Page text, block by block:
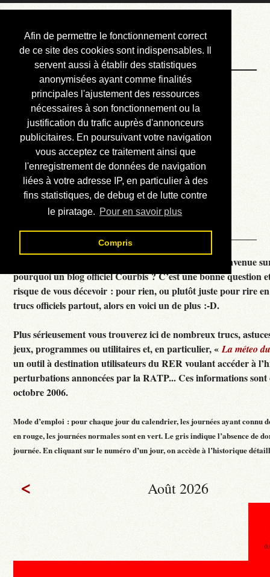
Afin de permettre le fonctionnement correct
de ce site des cookies sont indispensables. Il
servent aussi à établir des statistiques
anonymisées ayant comme finalités
principales l'ajustement des ressources
nécessaires à son fonctionnement ou la
justification du trafic auprès d'annonceurs
publicitaires. En poursuivant votre navigation
vous acceptez ce traitement ainsi que
l'enregistrement de données de navigation
liées à votre adresse IP, en particulier à des
fins statistiques, de debug et de lutte contre
le piratage. Pour en savoir plus
Compris
Courbis, « LE »
Blog Officiel
Bienvenue
Réalisations
Divers (et d’été)
Annonces
Liens externes
Téléchargement
Contact
Courbis, « LE » Blog Officiel - je vous souhaite la bienvenue
pourquoi un blog officiel Courbis ? C’est une bonne question
risque de vous décevoir : pour rien, ou plutôt juste pour rire
trucs officiels partout, alors en voici un de plus :-D.
Plus sérieusement vous trouverez ici de nombreux trucs,
jeux, programmes ou utilitaires et, en particulier, «La méteo
un outil à destination utilisateurs du RER voulant accéder à
perturbations annoncées par la RATP... Ces informations sont
octobre 2006.
Mode d’emploi : pour chaque jour du calendrier, les journées ayant connu
en rouge, les journées normales sont en vert. Le gris indique l’absence de
journée. En cliquant sur le numéro d’un jour, on accède à l’historique
< Août 2026